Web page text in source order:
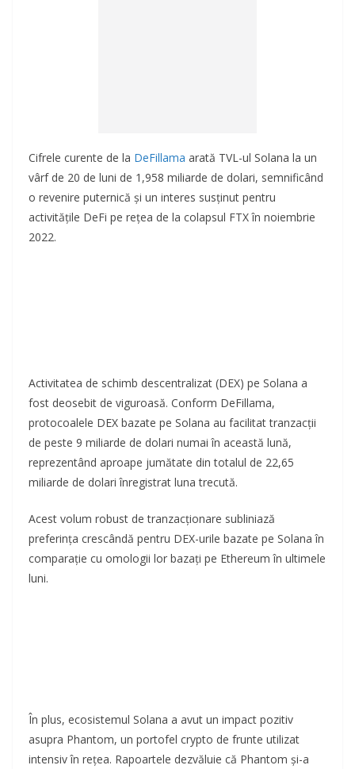
Cifrele curente de la DeFillama arată TVL-ul Solana la un
vârf de 20 de luni de 1,958 miliarde de dolari, semnificând
o revenire puternică și un interes susținut pentru
activitățile DeFi pe rețea de la colapsul FTX în noiembrie
2022.
Activitatea de schimb descentralizat (DEX) pe Solana a
fost deosebit de viguroasă. Conform DeFillama,
protocoalele DEX bazate pe Solana au facilitat tranzacții
de peste 9 miliarde de dolari numai în această lună,
reprezentând aproape jumătate din totalul de 22,65
miliarde de dolari înregistrat luna trecută.
Acest volum robust de tranzacționare subliniază
preferința crescândă pentru DEX-urile bazate pe Solana în
comparație cu omologii lor bazați pe Ethereum în ultimele
luni.
În plus, ecosistemul Solana a avut un impact pozitiv
asupra Phantom, un portofel crypto de frunte utilizat
intensiv în rețea. Rapoartele dezvăluie că Phantom și-a